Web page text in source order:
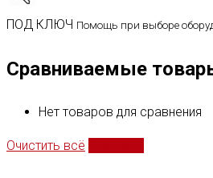
ПОД КЛЮЧ Помощь при выборе
Сравниваемые
Нет товаров для сравнения
Очистить всё